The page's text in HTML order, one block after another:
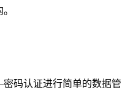
密码认证进行简单的数据管